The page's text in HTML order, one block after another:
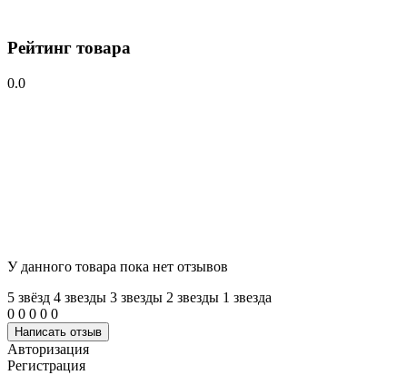
Рейтинг товара
0.0
У данного товара пока нет отзывов
5 звёзд 4 звeзды 3 звeзды 2 звeзды 1 звeзда
0 0 0 0 0
Написать отзыв
Авторизация
Регистрация